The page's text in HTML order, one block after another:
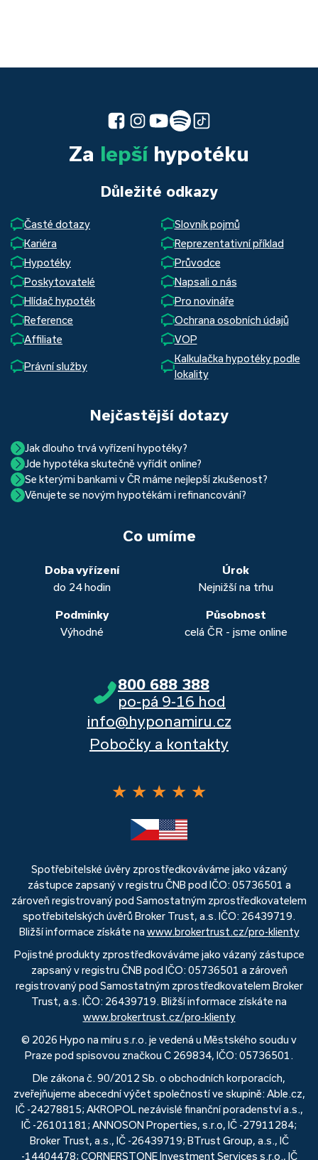
Za lepšíhypotéku
Důležité odkazy
Časté dotazy
Slovník pojmů
Kariéra
Reprezentativní příklad
Hypotéky
Průvodce
Poskytovatelé
Napsali o nás
Hlídač hypoték
Pro novináře
Reference
Ochrana osobních údajů
Affiliate
VOP
Právní služby
Kalkulačka hypotéky podle
lokality
Nejčastější dotazy
Jak dlouho trvá vyřízení hypotéky?
Hypotéka se dá zvládnout za měsíc i za tři. Nejčastěji její
uzavření trvá okolo 2 měsíců. Důvodem je především
schvalovací proces na straně bank. Existuje však řada cest,
to. Přesvědčte se sami.
Jde hypotéka skutečně vyřídit online?
Ano, skutečně jde. Díky moderním technologiím, které
používáme, již do banky při vyřizování hypotéky skutečně
Se kterými bankami v ČR máme nejlepší zkušenost?
Nejvíce proklientská je určitě Hypoteční banka. Svou
běžných účtů a rozhraním s názvem „Hypoteční zóna“.
banka, Moneta a Raiffeisenbank.
Věnujete se novým hypotékám i refinancování?
vašich aktuálních úvěrů na bydlení. Naši specialisté pro vás v
obou případech najdou výhodné řešení, které “utáhnete”.
Co umíme
Doba vyřízení
do 24 hodin
Úrok
Nejnižší na trhu
Podmínky
Výhodné
Působnost
celá ČR - jsme online
800 688 388
po-pá 9-16 hod
info@hyponamiru.cz
Pobočky a kontakty
★ ★ ★ ★ ★
Spotřebitelské úvěry zprostředkováváme jako vázaný
zástupce zapsaný v registru ČNB pod IČO: 05736501 a
zároveň registrovaný pod Samostatným zprostředkovatelem
spotřebitelských úvěrů Broker Trust, a.s. IČO: 26439719.
Bližší informace získáte na www.brokertrust.cz/pro-klienty
Pojistné produkty zprostředkováváme jako vázaný zástupce
zapsaný v registru ČNB pod IČO: 05736501 a zároveň
registrovaný pod Samostatným zprostředkovatelem Broker
Trust, a.s. IČO: 26439719. Bližší informace získáte na
www.brokertrust.cz/pro-klienty
© 2026 Hypo na míru s.r.o. je vedená u Městského soudu v
Praze pod spisovou značkou C 269834, IČO: 05736501.
Dle zákona č. 90/2012 Sb. o obchodních korporacích,
zveřejňujeme abecední výčet společností ve skupině: Able.cz,
IČ -24278815; AKROPOL nezávislé finanční poradenství a.s.,
IČ -26101181; ANNOSON Properties, s.r.o, IČ -27911284;
Broker Trust, a.s., IČ -26439719; BTrust Group, a.s., IČ
-14404478; CORNERSTONE Investment Services s.r.o., IČ